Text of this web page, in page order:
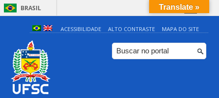
BRASIL
Simplifique!
Comunica BR
Participe
ACESSIBILIDADE ALTO CONTRASTE MAPA DO SITE
Translate »